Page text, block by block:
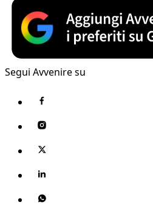
Segui Avvenire su